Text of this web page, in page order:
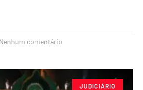
Nenhum comentário
JUDICIÁRIO